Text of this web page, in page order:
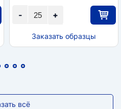
+
-
Заказать образцы
всё